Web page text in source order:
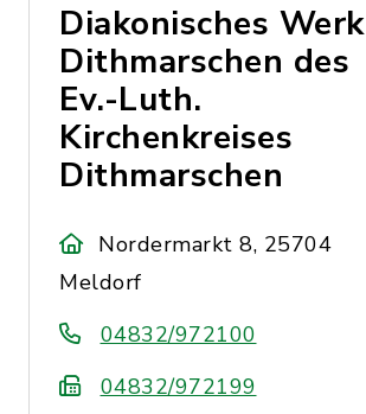
Diakonisches Werk
Dithmarschen des
Ev.-Luth.
Kirchenkreises
Dithmarschen
Nordermarkt 8, 25704
Meldorf
04832/972100
04832/972199